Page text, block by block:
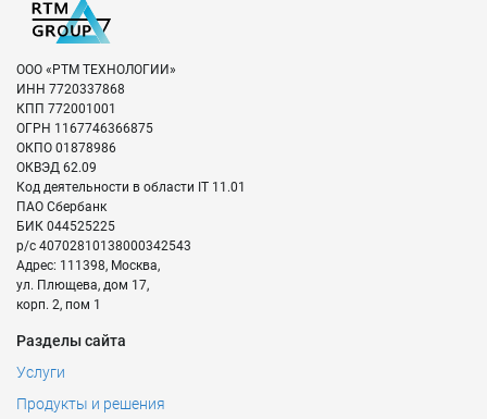
ООО «РТМ ТЕХНОЛОГИИ»
ИНН 7720337868
КПП 772001001
ОГРН 1167746366875
ОКПО 01878986
ОКВЭД 62.09
Код деятельности в области IT 11.01
ПАО Сбербанк
БИК 044525225
р/с 40702810138000342543
Адрес: 111398, Москва,
ул. Плющева, дом 17,
корп. 2, пом 1
Разделы сайта
Услуги
Продукты и решения